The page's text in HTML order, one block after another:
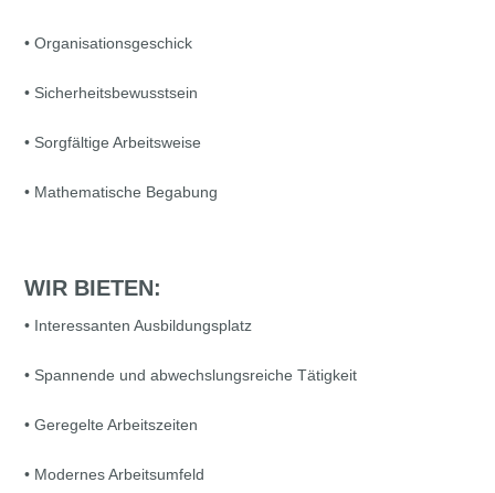
• Organisationsgeschick
• Sicherheitsbewusstsein
• Sorgfältige Arbeitsweise
• Mathematische Begabung
WIR BIETEN:
• Interessanten Ausbildungsplatz
• Spannende und abwechslungsreiche Tätigkeit
• Geregelte Arbeitszeiten
• Modernes Arbeitsumfeld